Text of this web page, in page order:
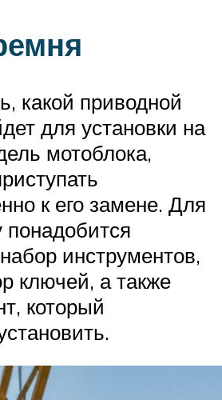
какой приводной
для установки на
мотоблока,
к его замене. Для
понадобится
инструментов,
ключей, а также
который